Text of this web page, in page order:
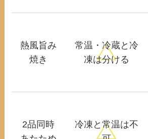
熱風旨み
焼き
常温・冷蔵と冷
凍は分ける
2品同時
冷凍と常温は不